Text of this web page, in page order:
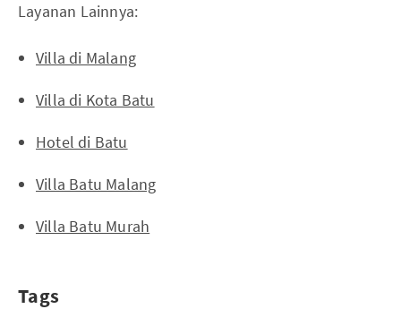
Layanan Lainnya:
Villa di Malang
Villa di Kota Batu
Hotel di Batu
Villa Batu Malang
Villa Batu Murah
Tags